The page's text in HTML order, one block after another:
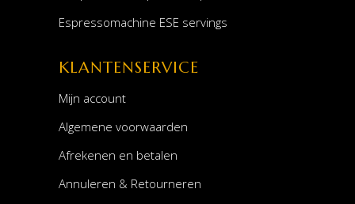
Espressomachine ESE servings
KLANTENSERVICE
Mijn account
Algemene voorwaarden
Afrekenen en betalen
Annuleren & Retourneren